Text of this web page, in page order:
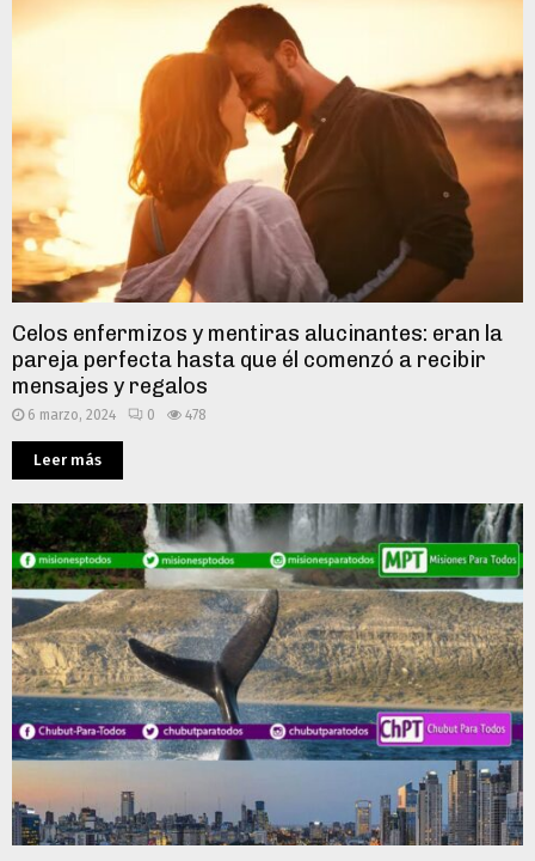
Celos enfermizos y mentiras alucinantes: eran la
pareja perfecta hasta que él comenzó a recibir
mensajes y regalos
6 marzo, 2024 0 478
Leer más